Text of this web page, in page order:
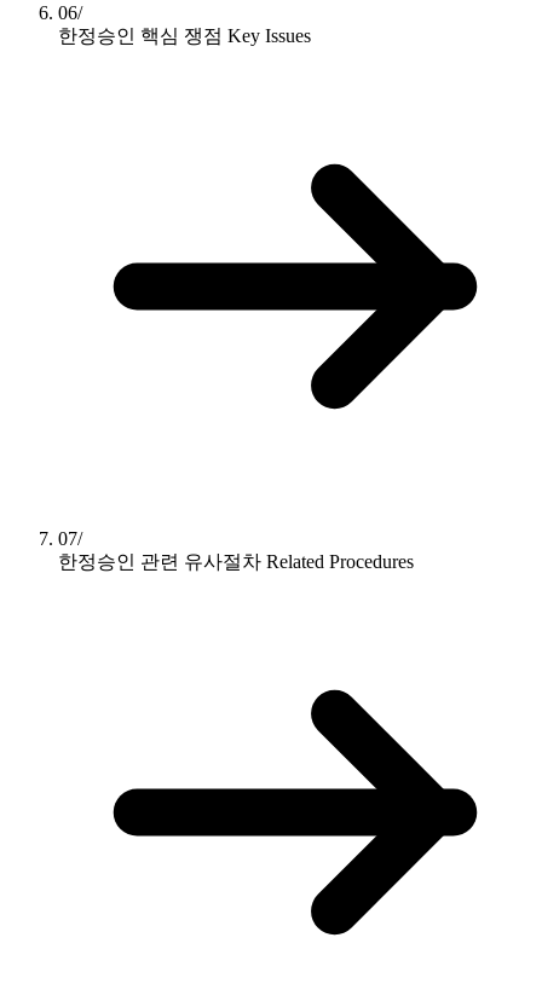
06/
한정승인 핵심 쟁점 Key Issues
07/
한정승인 관련 유사절차 Related Procedures